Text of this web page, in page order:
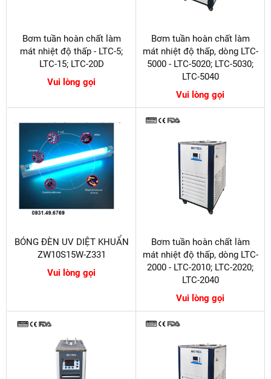
Bơm tuần hoàn chất làm
mát nhiệt độ thấp - LTC-5;
LTC-15; LTC-20D
Vui lòng gọi
Bơm tuần hoàn chất làm
mát nhiệt độ thấp, dòng LTC-
5000 - LTC-5020; LTC-5030;
LTC-5040
Vui lòng gọi
BÓNG ĐÈN UV DIỆT KHUẨN
ZW10S15W-Z331
Vui lòng gọi
Bơm tuần hoàn chất làm
mát nhiệt độ thấp, dòng LTC-
2000 - LTC-2010; LTC-2020;
LTC-2040
Vui lòng gọi